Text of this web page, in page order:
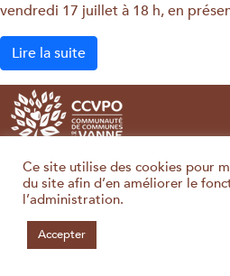
vendredi 17 juillet à 18 h, en
Lire la suite
CCVPO - Communauté de Communes de la
la République - 89190 Villeneuve
Ce site utilise des cookies pour
du site afin d’en améliorer le
l’administration.
Accepter